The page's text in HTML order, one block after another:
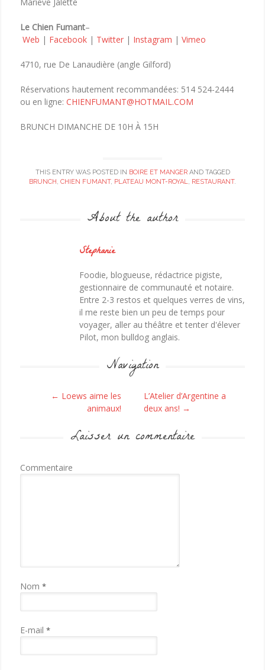
Le Chien Fumant–
Web | Facebook | Twitter | Instagram | Vimeo
4710, rue De Lanaudière (angle Gilford)
Réservations hautement recommandées: 514 524-2444
ou en ligne: CHIENFUMANT@HOTMAIL.COM
BRUNCH DIMANCHE DE 10H À 15H
THIS ENTRY WAS POSTED IN BOIRE ET MANGERAND TAGGED
BRUNCH CHIEN FUMANT, PLATEAU MONT-ROYAL RESTAURANT.
About the author
Stephanie
Foodie, blogueuse, rédactrice pigiste,
gestionnaire de communauté et notaire.
Entre 2-3 restos et quelques verres de vins,
il me reste bien un peu de temps pour
voyager, aller au théâtre et tenter d'élever
Pilot, mon bulldog anglais.
Navigation
← Loews aime les
animaux!
L’Atelier d’Argentine a
deux ans! →
Laisser un commentaire
Commentaire
Nom *
E-mail *